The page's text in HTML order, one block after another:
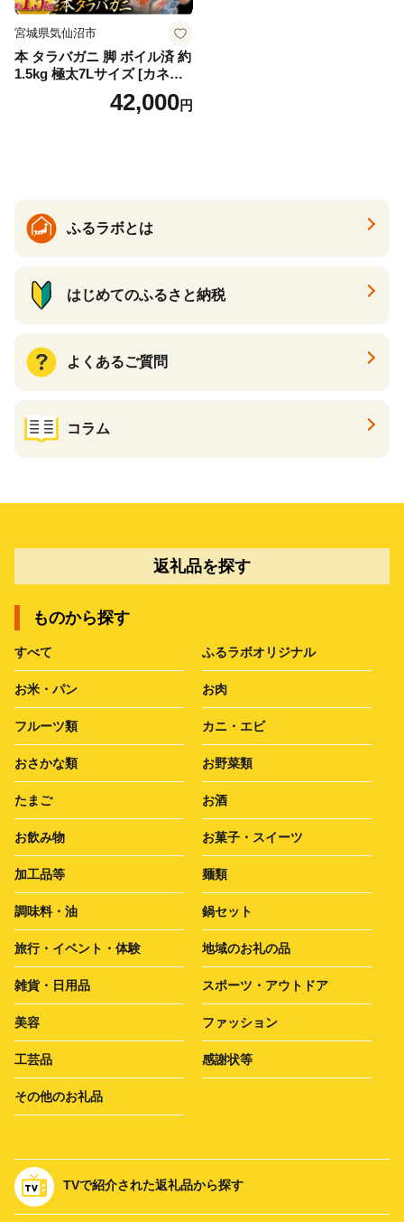
宮城県気仙沼市
本 タラバガニ 脚 ボイル済 約
1.5kg 極太7Lサイズ [カネダ
イ 宮城県 気仙沼市 2056432
6] カニ かに 蟹 たらばがに た
42,000円
ふるラボとは
はじめてのふるさと納税
よくあるご質問
コラム
返礼品を探す
ものから探す
すべて ふるラボオリジナル
お米・パン お肉
フルーツ類 カニ・エビ
おさかな類 お野菜類
たまご お酒
お飲み物 お菓子・スイーツ
加工品等 麺類
調味料・油 鍋セット
旅行・イベント・体験 地域のお礼の品
雑貨・日用品 スポーツ・アウトドア
美容 ファッション
工芸品 感謝状等
その他のお礼品
TVで紹介された返礼品から探す